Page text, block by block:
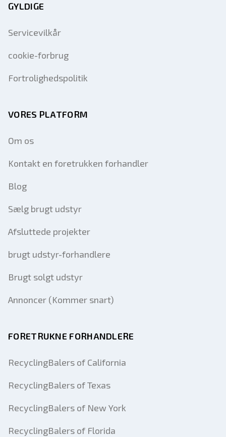
GYLDIGE
Servicevilkår
cookie-forbrug
Fortrolighedspolitik
VORES PLATFORM
Om os
Kontakt en foretrukken forhandler
Blog
Sælg brugt udstyr
Afsluttede projekter
brugt udstyr-forhandlere
Brugt solgt udstyr
Annoncer (Kommer snart)
FORETRUKNE FORHANDLERE
RecyclingBalers of California
RecyclingBalers of Texas
RecyclingBalers of New York
RecyclingBalers of Florida